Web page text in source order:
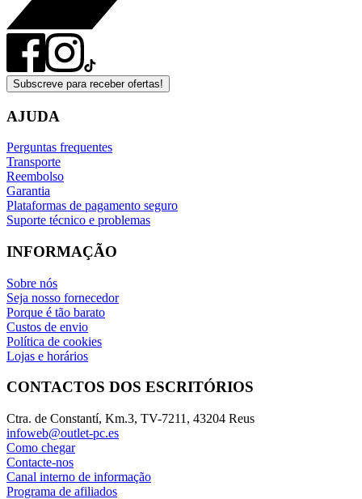
Subscreve para receber ofertas!
AJUDA
Perguntas frequentes
Transporte
Reembolso
Garantia
Plataformas de pagamento seguro
Suporte técnico e problemas
INFORMAÇÃO
Sobre nós
Seja nosso fornecedor
Porque é tão barato
Custos de envio
Política de cookies
Lojas e horários
CONTACTOS DOS ESCRITÓRIOS
Ctra. de Constantí, Km.3, TV-7211, 43204 Reus
infoweb@outlet-pc.es
Como chegar
Contacte-nos
Canal interno de informação
Programa de afiliados